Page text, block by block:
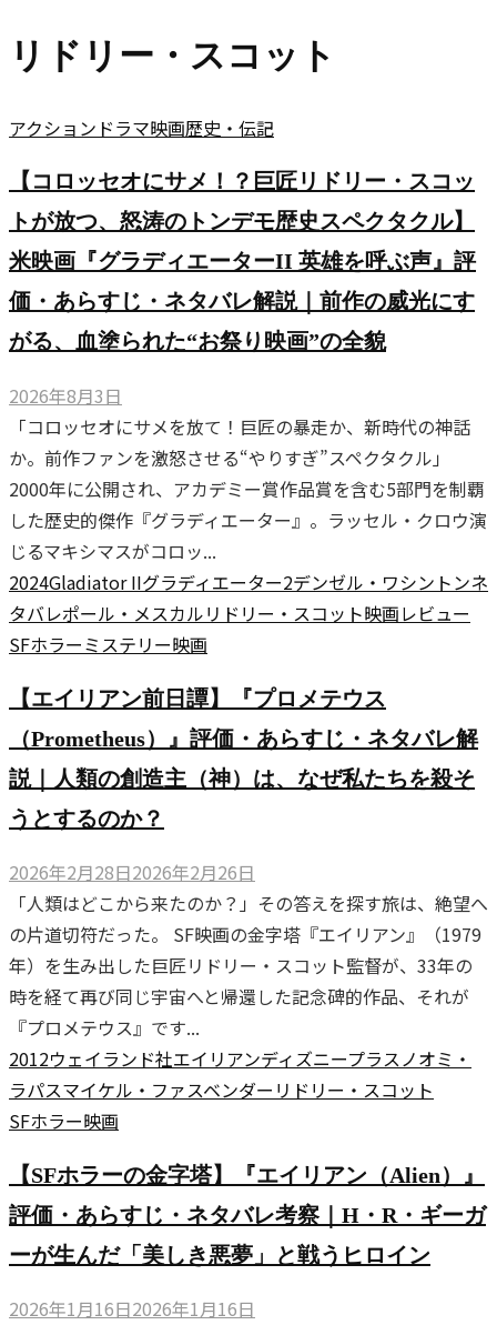
リドリー・スコット
アクション ドラマ映画歴史・伝記
【コロッセオにサメ！？巨匠リドリー・スコッ
トが放つ、怒涛のトンデモ歴史スペクタクル】
米映画『グラディエーターII 英雄を呼ぶ声』評
価・あらすじ・ネタバレ解説｜前作の威光にす
がる、血塗られた“お祭り映画”の全貌
2026年8月3日
「コロッセオにサメを放て！巨匠の暴走か、新時代の神話
か。前作ファンを激怒させる“やりすぎ”スペクタクル」
2000年に公開され、アカデミー賞作品賞を含む5部門を制覇
した歴史的傑作『グラディエーター』。ラッセル・クロウ演
じるマキシマスがコロッ...
2024Gladiator IIグラディエーター2デンゼル・ワシントンネ
タバレポール・メスカルリドリー・スコット映画レビュー
SFホラーミステリー映画
【エイリアン前日譚】『プロメテウス
（Prometheus）』評価・あらすじ・ネタバレ解
説｜人類の創造主（神）は、なぜ私たちを殺そ
うとするのか？
2026年2月28日2026年2月26日
「人類はどこから来たのか？」その答えを探す旅は、絶望へ
の片道切符だった。 SF映画の金字塔『エイリアン』（1979
年）を生み出した巨匠リドリー・スコット監督が、33年の
時を経て再び同じ宇宙へと帰還した記念碑的作品、それが
『プロメテウス』です...
2012ウェイランド社エイリアンディズニープラスノオミ・
ラパスマイケル・ファスベンダー リドリー・スコット
SFホラー映画
【SFホラーの金字塔】『エイリアン（Alien）』
評価・あらすじ・ネタバレ考察｜H・R・ギーガ
ーが生んだ「美しき悪夢」と戦うヒロイン
2026年1月16日2026年1月16日